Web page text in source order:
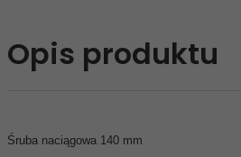
Opis produktu
Śruba naciągowa 140 mm